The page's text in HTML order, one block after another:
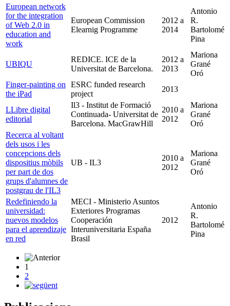
European network
for the integration
of Web 2.0 in
education and
work
European Commission
Elearnig Programme
2012 a
2014
Antonio
R.
Bartolomé
Pina
UBIQU
REDICE. ICE de la
Universitat de Barcelona.
2012 a
2013
Mariona
Grané
Oró
Finger-painting on
the iPad
ESRC funded research
project
2013
LLibre digital
editorial
Il3 - Institut de Formació
Continuada- Universitat de
Barcelona. MacGrawHill
2010 a
2012
Mariona
Grané
Oró
Recerca al voltant
dels usos i les
concepcions dels
dispositius mòbils
per part de dos
grups d'alumnes de
postgrau de l'IL3
UB - IL3
2010 a
2012
Mariona
Grané
Oró
Redefiniendo la
universidad:
nuevos modelos
para el aprendizaje
en red
MECI - Ministerio Asuntos
Exteriores Programas
Cooperación
Interuniversitaria España
Brasil
2012
Antonio
R.
Bartolomé
Pina
1
2